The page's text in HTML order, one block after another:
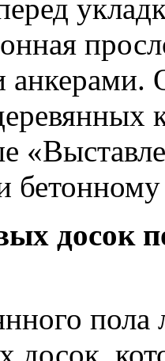
анкерами.
досок
пола
досок,